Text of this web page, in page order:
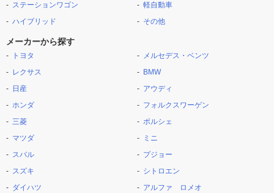
ステーションワゴン
ハイブリッド
軽自動車
その他
メーカーから探す
トヨタ
レクサス
日産
ホンダ
三菱
マツダ
スバル
スズキ
ダイハツ
メルセデス・ベンツ
BMW
アウディ
フォルクスワーゲン
ポルシェ
ミニ
プジョー
シトロエン
アルファ ロメオ